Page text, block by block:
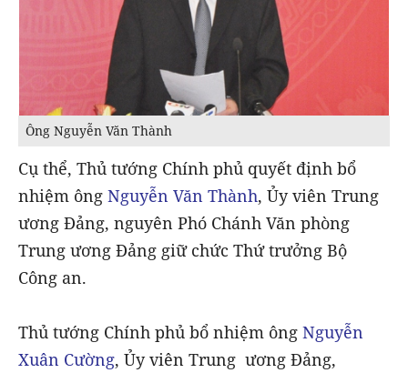
Ông Nguyễn Văn Thành
Cụ thể, Thủ tướng Chính phủ quyết định bổ
nhiệm ông Nguyễn Văn Thành, Ủy viên Trung
ương Đảng, nguyên Phó Chánh Văn phòng
Trung ương Đảng giữ chức Thứ trưởng Bộ
Công an.
Thủ tướng Chính phủ bổ nhiệm ông Nguyễn
Xuân Cường, Ủy viên Trung ương Đảng,